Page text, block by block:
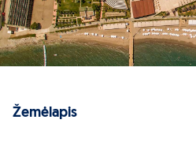
Žemėlapis